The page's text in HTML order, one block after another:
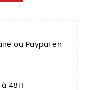
ou Paypal en
48H